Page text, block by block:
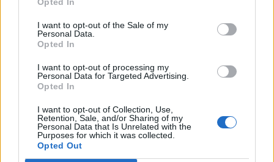
I want to opt-out of the Sale of my
Personal Data.
Opted In
I want to opt-out of processing my
Personal Data for Targeted Advertising.
Opted In
I want to opt-out of Collection, Use,
Retention, Sale, and/or Sharing of my
Personal Data that Is Unrelated with the
Purposes for which it was collected.
Opted Out
Alex Chien Ζωγραφικό
Paula Lakah
Στέφανος ΑλαφούζοςΖωγραφικό
Κατερίνα Βαφειά Φωτογραφία
Γιάννης Βέλλιος Jinos Εγκατάσταση